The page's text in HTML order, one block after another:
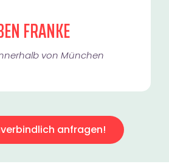
FRANKE
von München​
anfragen!